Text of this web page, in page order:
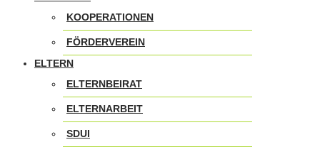
KOOPERATIONEN
FÖRDERVEREIN
ELTERN
ELTERNBEIRAT
ELTERNARBEIT
SDUI